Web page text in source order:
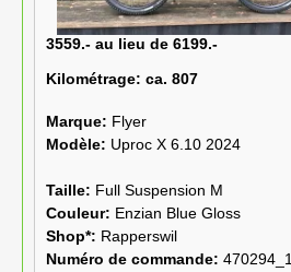
3559.- au lieu de 6199.-
Kilométrage: ca. 807
Marque: Flyer
Modèle: Uproc X 6.10 2024
Taille: Full Suspension M
Couleur: Enzian Blue Gloss
Shop*: Rapperswil
Numéro de commande: 470294_1